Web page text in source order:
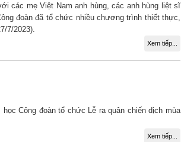
các mẹ Việt Nam anh hùng, các anh hùng liệt sĩ
đoàn đã tổ chức nhiều chương trình thiết thực,
7/2023).
Xem tiếp...
Công đoàn tổ chức Lễ ra quân chiến dịch mùa
Xem tiếp...